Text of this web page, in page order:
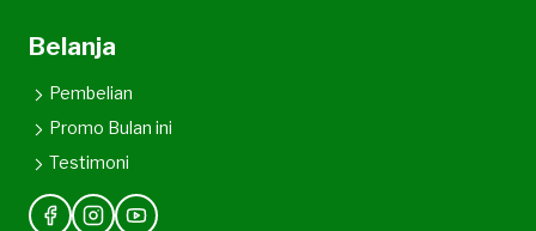
Belanja
Pembelian
Promo Bulan ini
Testimoni